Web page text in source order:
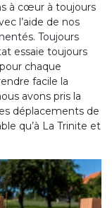
à cœur à toujours
l’aide de nos
Toujours
essaie toujours
chaque
facile la
avons pris la
déplacements de
qu’à La Trinite et